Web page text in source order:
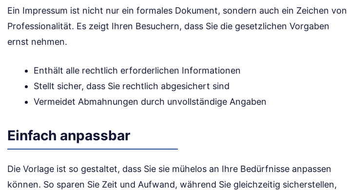
Ein Impressum ist nicht nur ein formales Dokument, sondern auch ein Zeichen von
Professionalität. Es zeigt Ihren Besuchern, dass Sie die gesetzlichen Vorgaben
ernst nehmen.
Enthält alle rechtlich erforderlichen Informationen
Stellt sicher, dass Sie rechtlich abgesichert sind
Vermeidet Abmahnungen durch unvollständige Angaben
Einfach anpassbar
Die Vorlage ist so gestaltet, dass Sie sie mühelos an Ihre Bedürfnisse anpassen
können. So sparen Sie Zeit und Aufwand, während Sie gleichzeitig sicherstellen,